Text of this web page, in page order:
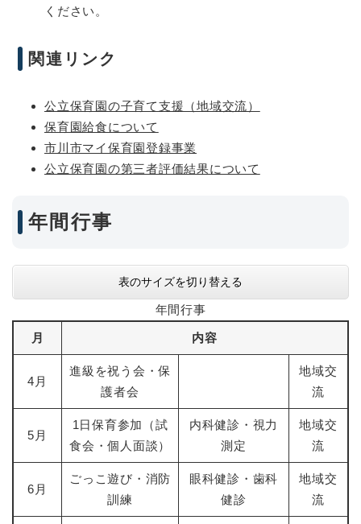
ください。
関連リンク
公立保育園の子育て支援（地域交流）
保育園給食について
市川市マイ保育園登録事業
公立保育園の第三者評価結果について
年間行事
表のサイズを切り替える
年間行事
月 内容
4月
進級を祝う会・保
護者会
地域交
流
5月
1日保育参加（試
食会・個人面談）
内科健診・視力
測定
地域交
流
6月
ごっこ遊び・消防
訓練
眼科健診・歯科
健診
地域交
流